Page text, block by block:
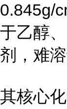
0.845g/
于乙醇
剂，难溶
其核心